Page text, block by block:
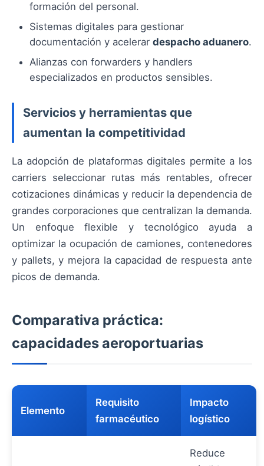
formación del personal.
Sistemas digitales para gestionar
documentación y acelerar despacho aduanero.
Alianzas con forwarders y handlers
especializados en productos sensibles.
Servicios y herramientas que
aumentan la competitividad
La adopción de plataformas digitales permite a los
carriers seleccionar rutas más rentables, ofrecer
cotizaciones dinámicas y reducir la dependencia de
grandes corporaciones que centralizan la demanda.
Un enfoque flexible y tecnológico ayuda a
optimizar la ocupación de camiones, contenedores
y pallets, y mejora la capacidad de respuesta ante
picos de demanda.
Comparativa práctica:
capacidades aeroportuarias
Elemento
Requisito
farmacéutico
Impacto
logístico
Reduce